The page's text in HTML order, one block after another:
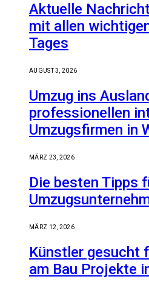
Aktuelle
mit allen
Tages
AUGUST 3, 2026
Umzug ins
professionellen
Umzugsfirmen in
MÄRZ 23, 2026
Die besten Tipps
MÄRZ 12, 2026
Künstler gesucht
am Bau Projekte